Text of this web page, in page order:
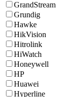
GrandStream
Grundig
Hawke
HikVision
Hitrolink
HiWatch
Honeywell
HP
Huawei
Hyperline